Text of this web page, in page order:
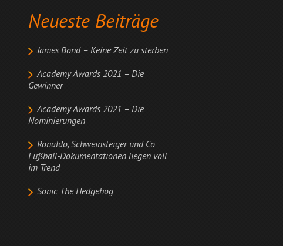
Neueste Beiträge
James Bond – Keine Zeit zu sterben
Academy Awards 2021 – Die
Gewinner
Academy Awards 2021 – Die
Nominierungen
Ronaldo, Schweinsteiger und Co:
Fußball-Dokumentationen liegen voll
im Trend
Sonic The Hedgehog